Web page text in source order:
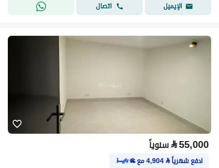
الإيميل اتصال
⃁55,000 سنوياً
ادفع شهرياً⃁
4,904مع